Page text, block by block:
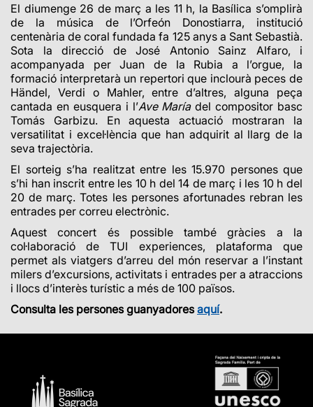
El diumenge 26 de març a les 11 h, la Basílica s’omplirà
de la música de l’Orfeón Donostiarra, institució
centenària de coral fundada fa 125 anys a Sant Sebastià.
Sota la direcció de José Antonio Sainz Alfaro, i
acompanyada per Juan de la Rubia a l’orgue, la
formació interpretarà un repertori que inclourà peces de
Händel, Verdi o Mahler, entre d’altres, alguna peça
cantada en eusquera i l’Ave Maríadel compositor basc
Tomás Garbizu. En aquesta actuació mostraran la
versatilitat i excel·lència que han adquirit al llarg de la
seva trajectòria.
El sorteig s’ha realitzat entre les 15.970 persones que
s’hi han inscrit entre les 10 h del 14 de març i les 10 h del
20 de març. Totes les persones afortunades rebran les
entrades per correu electrònic.
Aquest concert és possible també gràcies a la
col·laboració de TUI experiences, plataforma que
permet als viatgers d’arreu del món reservar a l’instant
milers d’excursions, activitats i entrades per a atraccions
i llocs d’interès turístic a més de 100 països.
Consulta les persones guanyadoresaquí.